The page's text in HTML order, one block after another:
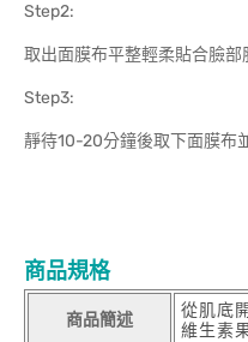
Step2:
取出面膜布平整輕柔貼合臉部
Step3:
靜待10-20分鐘後取下面膜布
商品規格
商品簡述
從肌底
維生素